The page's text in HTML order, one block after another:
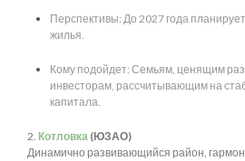
Перспективы: До 2027 года
жилья.
Кому подойдет: Семьям, ценящим
инвесторам, рассчитывающим на
капитала.
2. Котловка (ЮЗАО)
Динамично развивающийся район,